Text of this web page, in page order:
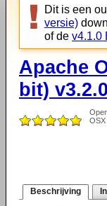
Dit is een
versie)
of de v4.1.0
Apache
bit)
OSX
Beschrijving